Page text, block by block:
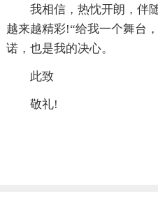
我相信，热忱开朗，伴
越来越精彩!“给我一个舞台
诺，也是我的决心。
此致
敬礼!